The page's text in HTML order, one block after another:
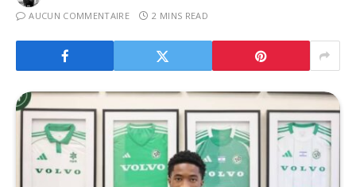
AUCUN COMMENTAIRE
2 MINS READ